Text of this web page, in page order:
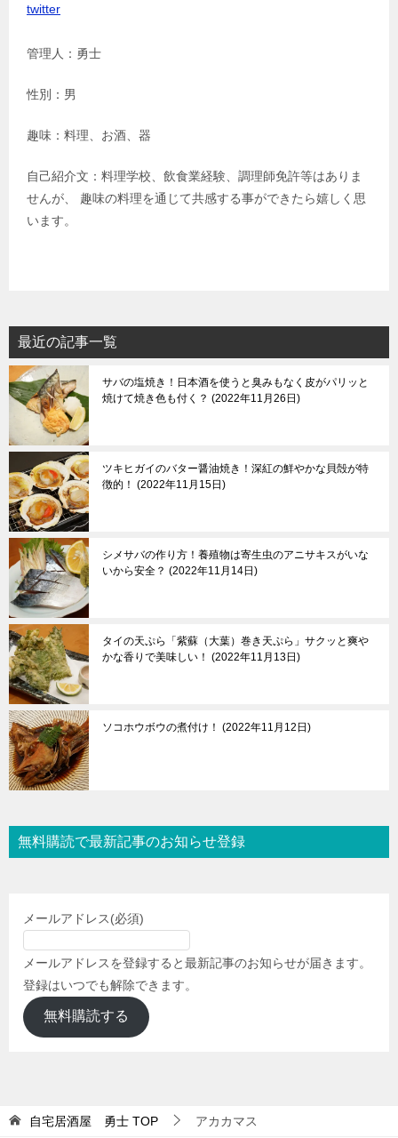
twitter
管理人：勇士
性別：男
趣味：料理、お酒、器
自己紹介文：料理学校、飲食業経験、調理師免許等はありま
せんが、 趣味の料理を通じて共感する事ができたら嬉しく思
います。
最近の記事一覧
サバの塩焼き！日本酒を使うと臭みもなく皮がパリッと
焼けて焼き色も付く？
2022年11月26日
ツキヒガイのバター醤油焼き！深紅の鮮やかな貝殻が特
徴的！
2022年11月15日
シメサバの作り方！養殖物は寄生虫のアニサキスがいな
いから安全？
2022年11月14日
タイの天ぷら「紫蘇（大葉）巻き天ぷら」サクッと爽や
かな香りで美味しい！
2022年11月13日
ソコホウボウの煮付け！ 2022年11月12日
無料購読で最新記事のお知らせ登録
メールアドレス(必須)
メールアドレスを登録すると最新記事のお知らせが届きます。
登録はいつでも解除できます。
無料購読する
自宅居酒屋 勇士 TOP アカカマス